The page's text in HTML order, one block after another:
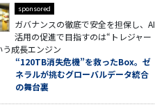
sponsored
ガバナンスの徹底で安全を担保し、AI
活用の促進で目指すのは“トレジャー
成長エンジン
“120TB消失危機”を救ったBox。ゼ
ネラルが挑むグローバルデータ統合
の舞台裏